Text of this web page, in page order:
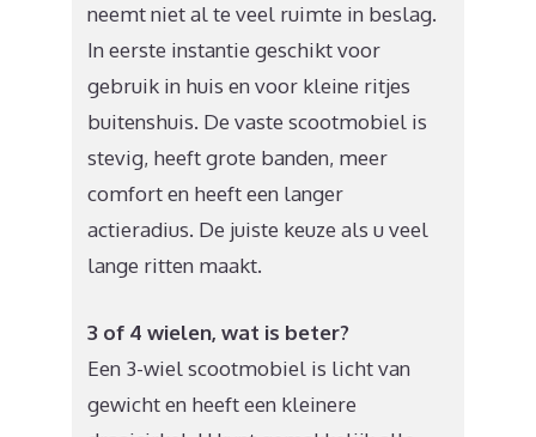
neemt niet al te veel ruimte in beslag.
In eerste instantie geschikt voor
gebruik in huis en voor kleine ritjes
buitenshuis. De vaste scootmobiel is
stevig, heeft grote banden, meer
comfort en heeft een langer
actieradius. De juiste keuze als u veel
lange ritten maakt.
3 of 4 wielen, wat is beter?
Een 3-wiel scootmobiel is licht van
gewicht en heeft een kleinere